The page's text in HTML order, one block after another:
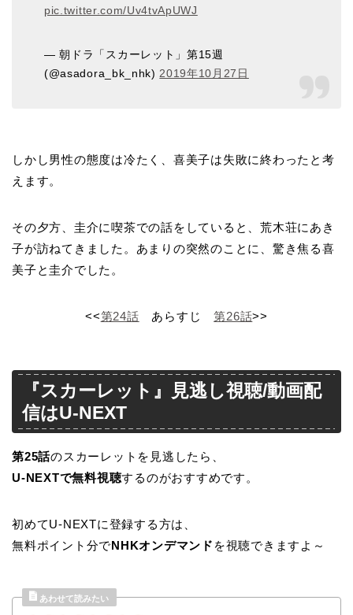
pic.twitter.com/Uv4tvApUWJ
— 朝ドラ「スカーレット」第15週
(@asadora_bk_nhk) 2019年10月27日
しかし男性の態度は冷たく、喜美子は失敗に終わったと考
えます。
その夕方、圭介に喫茶での話をしていると、荒木荘にあき
子が訪ねてきました。あまりの突然のことに、驚き焦る喜
美子と圭介でした。
<<第24話 あらすじ第26話>>
『スカーレット』見逃し視聴/動画配
信はU-NEXT
第25話のスカーレットを見逃したら、
U-NEXTで無料視聴するのがおすすめです。
初めてU-NEXTに登録する方は、
無料ポイント分でNHKオンデマンド を視聴できますよ～